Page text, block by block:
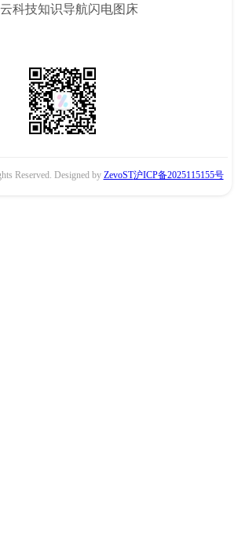
科技知识导航闪电图床
Reserved. Designed by ZevoST沪ICP备2025115155号